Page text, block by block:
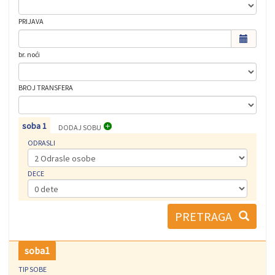
PRIJAVA
br. noći
BROJ TRANSFERA
soba1
DODAJ SOBU
ODRASLI
DECE
PRETRAGA
soba1
TIP SOBE